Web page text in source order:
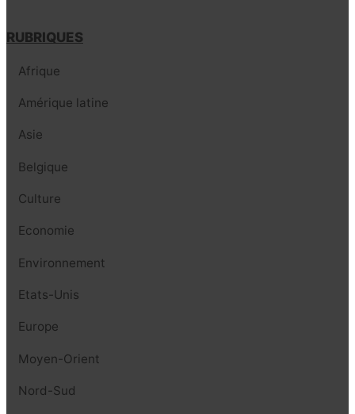
RUBRIQUES
Afrique
Amérique latine
Asie
Belgique
Culture
Economie
Environnement
Etats-Unis
Europe
Moyen-Orient
Nord-Sud